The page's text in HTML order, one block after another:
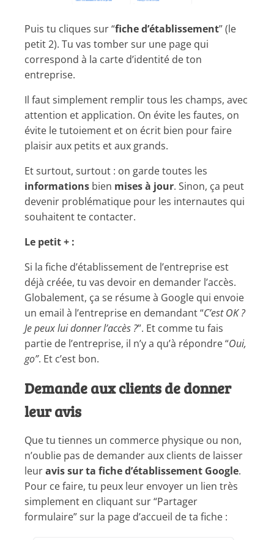
Puis tu cliques sur “fiche d’établissement” (le
petit 2). Tu vas tomber sur une page qui
correspond à la carte d’identité de ton
entreprise.
Il faut simplement remplir tous les champs, avec
attention et application. On évite les fautes, on
évite le tutoiement et on écrit bien pour faire
plaisir aux petits et aux grands.
Et surtout, surtout : on garde toutes les
informations bien mises à jour. Sinon, ça peut
devenir problématique pour les internautes qui
souhaitent te contacter.
Le petit + :
Si la fiche d’établissement de l’entreprise est
déjà créée, tu vas devoir en demander l’accès.
Globalement, ça se résume à Google qui envoie
un email à l’entreprise en demandant “C’est OK ?
Je peux lui donner l’accès ?”. Et comme tu fais
partie de l’entreprise, il n’y a qu’à répondre “Oui,
go”. Et c’est bon.
Demande aux clients de donner
leur avis
Que tu tiennes un commerce physique ou non,
n’oublie pas de demander aux clients de laisser
leuravis sur ta fiche d’établissement Google.
Pour ce faire, tu peux leur envoyer un lien très
simplement en cliquant sur “Partager
formulaire” sur la page d’accueil de ta fiche :